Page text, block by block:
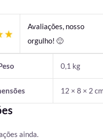
Avaliações, nosso
orgulho! 🙂
0,1 kg
12 × 8 × 2
ainda.